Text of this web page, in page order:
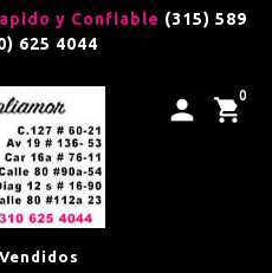
y Confiable (315) 589
625 4044
0